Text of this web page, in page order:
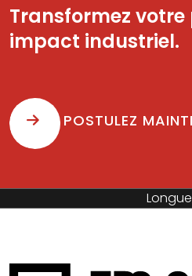
Transformez
impact industriel.
POSTULEZ